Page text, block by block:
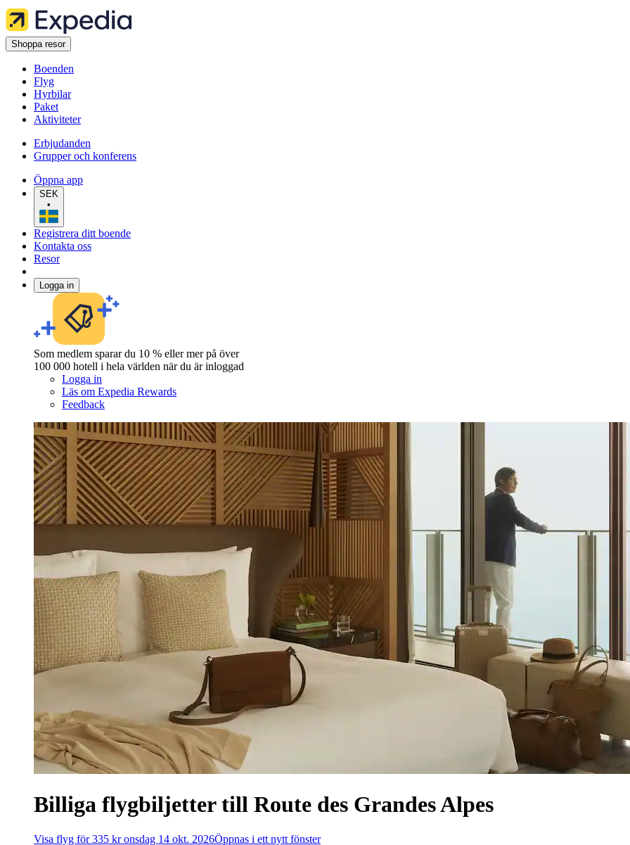
Shoppa resor
Boenden
Flyg
Hyrbilar
Paket
Aktiviteter
Erbjudanden
Grupper och konferens
Öppna app
SEK
•
Registrera ditt boende
Kontakta oss
Resor
Logga in
Som medlem sparar du 10 % eller mer på över
100 000 hotell i hela världen när du är inloggad
Logga in
Läs om Expedia Rewards
Feedback
Billiga flygbiljetter till Route des Grandes Alpes
Visa flyg för 335 kr onsdag 14 okt. 2026Öppnas i ett nytt fönster